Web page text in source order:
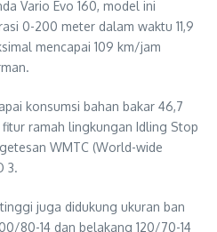
Vario Evo 160, model ini
0-200 meter dalam waktu 11,9
mencapai 109 km/jam
konsumsi bahan bakar 46,7
ramah lingkungan Idling Stop
WMTC (World-wide
3.
juga didukung ukuran ban
80-14 dan belakang 120/70-14